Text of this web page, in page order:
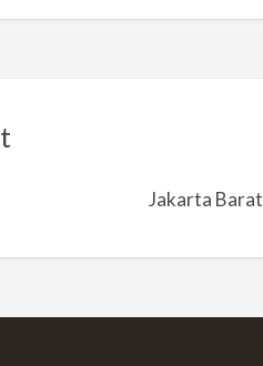
Jakarta Barat